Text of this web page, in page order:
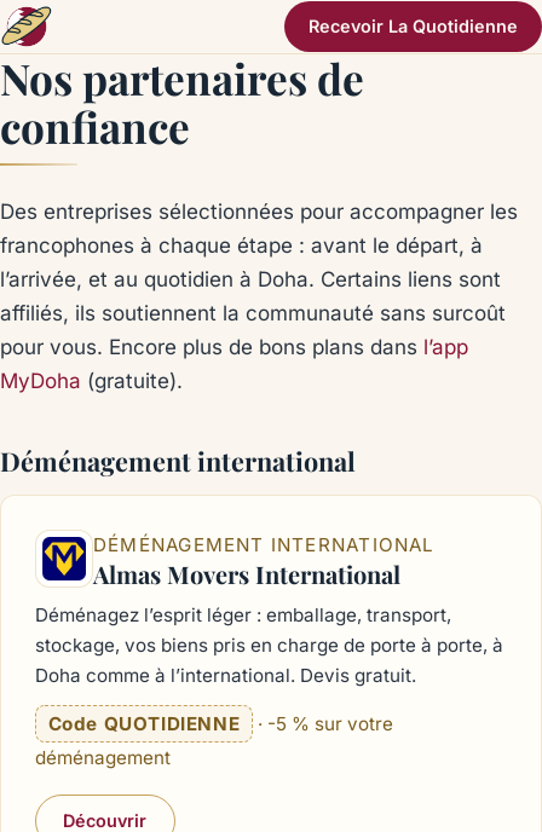
Recevoir La Quotidienne
Nos partenaires de
confiance
Des entreprises sélectionnées pour accompagner les
francophones à chaque étape : avant le départ, à
l’arrivée, et au quotidien à Doha. Certains liens sont
affiliés, ils soutiennent la communauté sans surcoût
pour vous. Encore plus de bons plans dans l’app
MyDoha (gratuite).
Déménagement international
DÉMÉNAGEMENT INTERNATIONAL
Almas Movers International
Déménagez l’esprit léger : emballage, transport,
stockage, vos biens pris en charge de porte à porte, à
Doha comme à l’international. Devis gratuit.
Code QUOTIDIENNE · -5 % sur votre
déménagement
Découvrir